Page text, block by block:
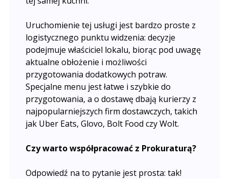
Uruchomienie tej usługi jest bardzo proste z
logistycznego punktu widzenia: decyzje
podejmuje właściciel lokalu, biorąc pod uwagę
aktualne obłożenie i możliwości
przygotowania dodatkowych potraw.
Specjalne menu jest łatwe i szybkie do
przygotowania, a o dostawę dbają kurierzy z
najpopularniejszych firm dostawczych, takich
jak Uber Eats, Glovo, Bolt Food czy Wolt.
Czy warto współpracować z Prokuraturą?
Odpowiedź na to pytanie jest prosta: tak!